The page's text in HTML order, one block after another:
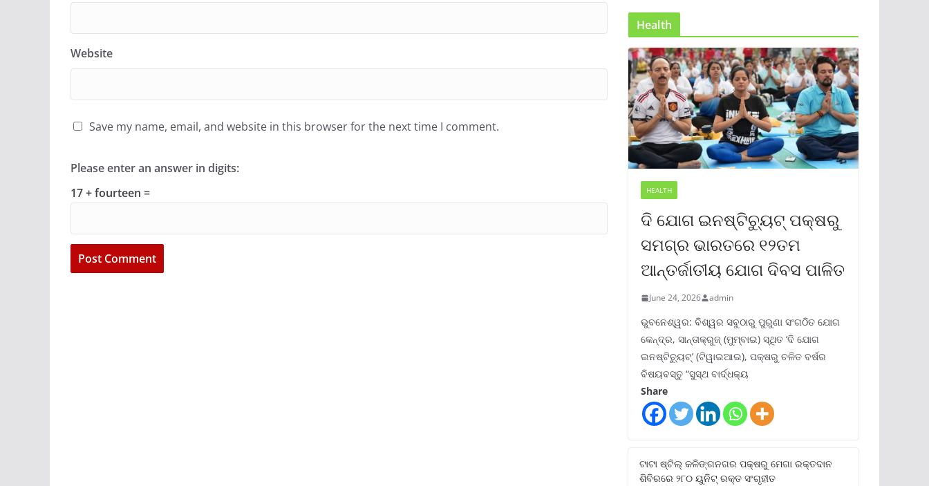
Website
Save my name, email, and website in this browser for the next time I comment.
Please enter an answer in digits:
17 + fourteen =
Health
HEALTH
ଦି ଯୋଗ ଇନଷ୍ଟିଚ୍ୟୁଟ୍ ପକ୍ଷରୁ
ସମଗ୍ର ଭାରତରେ ୧୨ତମ
ଆନ୍ତର୍ଜାତୀୟ ଯୋଗ ଦିବସ ପାଳିତ
June 24, 2026 admin
ଭୁବନେଶ୍ୱର: ବିଶ୍ୱର ସବୁଠାରୁ ପୁରୁଣା ସଂଗଠିତ ଯୋଗ
କେନ୍ଦ୍ର, ସାନ୍ତାକ୍ରୁଜ୍ (ମୁମ୍ବାଇ) ସ୍ଥିତ ‘ଦି ଯୋଗ
ଇନଷ୍ଟିଚ୍ୟୁଟ୍‌’ (ଟିୱାଇଆଇ), ପକ୍ଷରୁ ଚଳିତ ବର୍ଷର
ବିଷୟବସ୍ତୁ “ସୁସ୍ଥ ବାର୍ଦ୍ଧକ୍ୟ
Share
ଟାଟା ଷ୍ଟିଲ୍‌ କଳିଙ୍ଗନଗର ପକ୍ଷରୁ ମେଗା ରକ୍ତଦାନ
ଶିବିରରେ ୨୮୦ ୟୁନିଟ୍‌ ରକ୍ତ ସଂଗୃହୀତ